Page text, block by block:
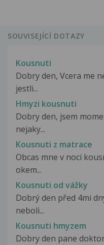
SOUVISEJÍCÍ DOTAZY
Kousnuti
Dobry den, Vcera me
jestli...
Hmyzi kousnuti
Dobry den, jsem
nejaky...
Kousnuti z matrace
Obcas mne v noci
okem...
Kousnuti od vážky
Dobrý den před 4mi
neboli...
Kousnuti hmyzem
Dobry den pane